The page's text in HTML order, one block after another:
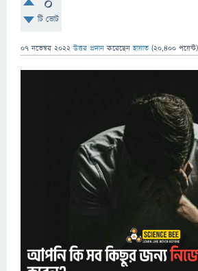
টি ভোট
07 নভেম্বর 2022 উত্তর প্রদান করেছেনহায়াত (20,400 পয়েন্ট)